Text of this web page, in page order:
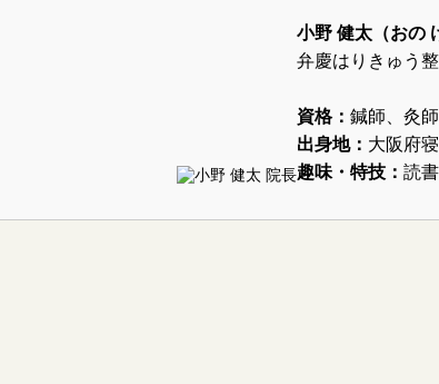
小野 健太（おの
弁慶はりきゅう
資格： 鍼師、灸師
出身地： 大阪府
趣味・特技： 読